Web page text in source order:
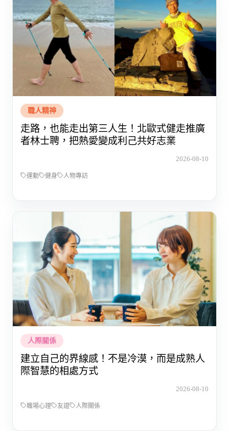
職人精神
走路，也能走出第三人生！北歐式健走推廣
者林士聘，把熱愛變成利己共好志業
2026-08-10
運動 健身 人物專訪
人際關係
建立自己的界線感！不是冷漠，而是成熟人
際智慧的相處方式
2026-08-10
職場心理 友誼 人際關係